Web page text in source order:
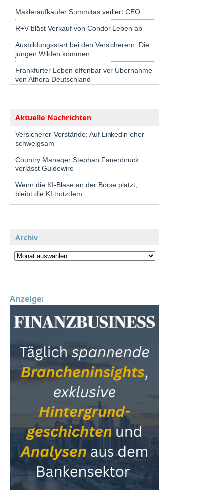
Makleraufkäufer Summitas verliert CEO
R+V bläst Verkauf von Condor Leben ab
Ausbildungsstart bei den Versicherern: Die
jungen Wilden kommen
Frankfurter Leben offenbar vor Übernahme
von Athora Deutschland
Aktuelle Nachrichten
Versicherer-Vorstände: Auf Linkedin eher
schweigsam
Country Manager Stephan Fanenbruck
verlässt Guidewire
Wenn die KI-Blase an der Börse platzt,
bleibt die KI trotzdem
Archiv
Anzeige: